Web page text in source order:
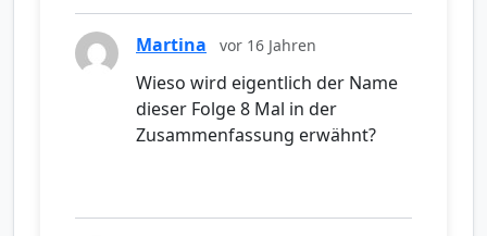
Martina vor 16 Jahren
Wieso wird eigentlich der Name
dieser Folge 8 Mal in der
Zusammenfassung erwähnt?